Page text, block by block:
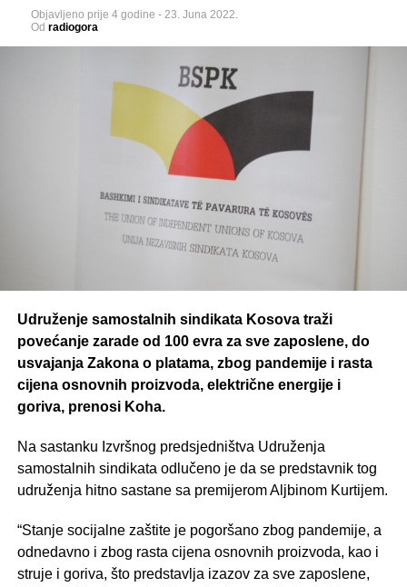
Objavljeno prije 4 godine - 23. Juna 2022.
Od radiogora
Udruženje samostalnih sindikata Kosova traži
povećanje zarade od 100 evra za sve zaposlene, do
usvajanja Zakona o platama, zbog pandemije i rasta
cijena osnovnih proizvoda, električne energije i
goriva, prenosi Koha.
Na sastanku Izvršnog predsjedništva Udruženja
samostalnih sindikata odlučeno je da se predstavnik tog
udruženja hitno sastane sa premijerom Aljbinom Kurtijem.
“Stanje socijalne zaštite je pogoršano zbog pandemije, a
odnedavno i zbog rasta cijena osnovnih proizvoda, kao i
struje i goriva, što predstavlja izazov za sve zaposlene,